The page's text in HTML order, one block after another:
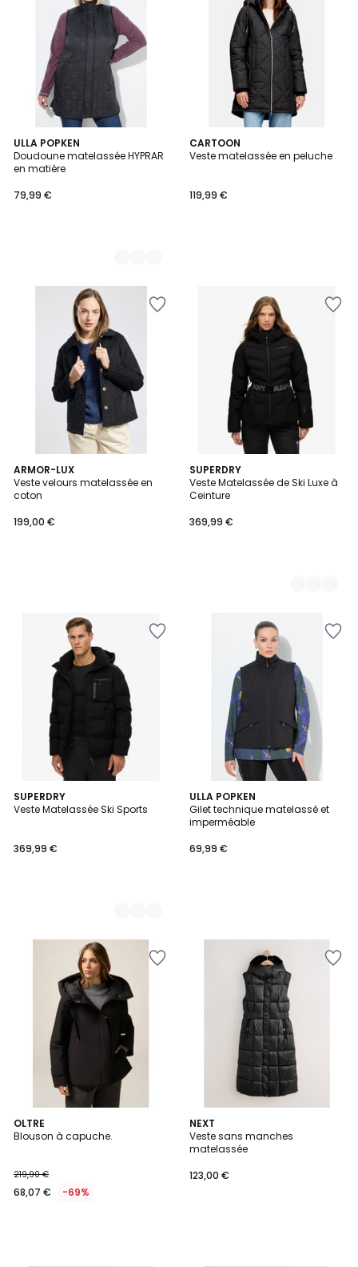
ULLA POPKEN
Doudoune matelassée HYPRAR
en matière
79,99 €
2
Couleurs
CARTOON
Veste matelassée en peluche
119,99 €
ARMOR-LUX
Veste velours matelassée en
coton
199,00 €
SUPERDRY
Veste Matelassée de Ski Luxe à
Ceinture
369,99 €
2
Couleurs
SUPERDRY
Veste Matelassée Ski Sports
369,99 €
2
Couleurs
ULLA POPKEN
Gilet technique matelassé et
imperméable
69,99 €
OLTRE
Blouson à capuche.
219,90 €
68,07 € -69%
NEXT
Veste sans manches
matelassée
123,00 €